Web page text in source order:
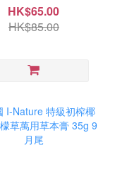
HK$65.00
HK$85.00